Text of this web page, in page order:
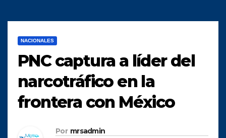
NACIONALES
PNC captura a líder del
narcotráfico en la
frontera con México
Por mrsadmin